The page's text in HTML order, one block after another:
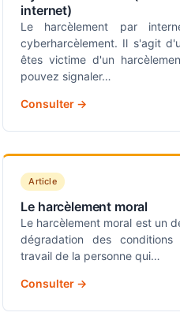
internet)
Le harcèlement par
cyberharcèlement. Il s'agit
êtes victime d'un
pouvez signaler…
Consulter →
Article
Le harcèlement moral
Le harcèlement moral est un
dégradation des
travail de la personne qui…
Consulter →